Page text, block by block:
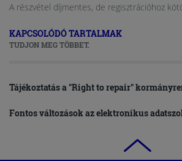
A részvétel díjmentes, de regisztrációhoz
KAPCSOLÓDÓ TARTALMAK
TUDJON MEG TÖBBET.
Tájékoztatás a "Right to repair"
Fontos változások az elektronikus